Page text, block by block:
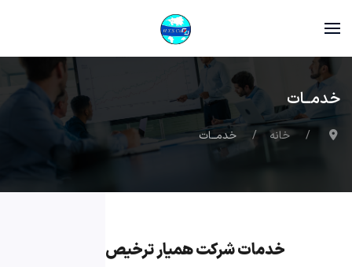
خدمــات
خانه خدمــات
خدمات شرکت همیار ترخیص ساعی